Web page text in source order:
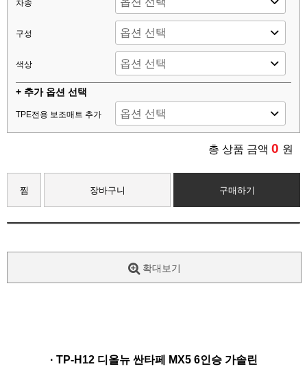
차종
구성
색상
+ 추가 옵션 선택
TPE전용 보조매트 추가
총 상품 금액 0 원
찜 장바구니 구매하기
확대보기
· TP-H12 디올뉴 싼타페 MX5 6인승 가솔린